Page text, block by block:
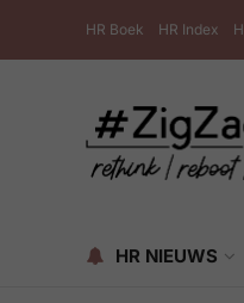
HR Boek HR Index
HR NIEUWS